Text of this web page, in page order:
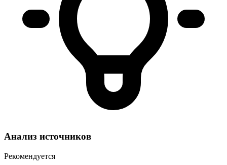
Анализ источников
Рекомендуется